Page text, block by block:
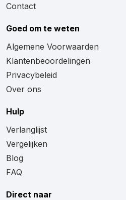
Contact
Goed om te weten
Algemene Voorwaarden
Klantenbeoordelingen
Privacybeleid
Over ons
Hulp
Verlanglijst
Vergelijken
Blog
FAQ
Direct naar